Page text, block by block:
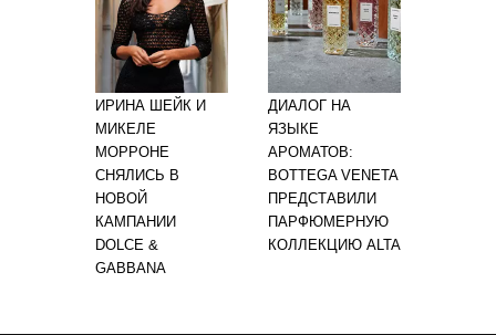
ИРИНА ШЕЙК И
МИКЕЛЕ
МОРРОНЕ
СНЯЛИСЬ В
НОВОЙ
КАМПАНИИ
DOLCE &
GABBANA
ДИАЛОГ НА
ЯЗЫКЕ
АРОМАТОВ:
BOTTEGA VENETA
ПРЕДСТАВИЛИ
ПАРФЮМЕРНУЮ
КОЛЛЕКЦИЮ ALTA